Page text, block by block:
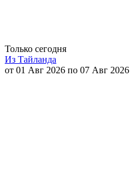
Только сегодня
Из Тайланда
от 01 Авг 2026 по 07 Авг 2026